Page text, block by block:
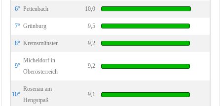
6° Pettenbach 10,0
7° Grünburg 9,5
8° Kremsmünster 9,2
9°
Micheldorf in
Oberösterreich
9,2
10°
Rosenau am
Hengstpaß
9,1